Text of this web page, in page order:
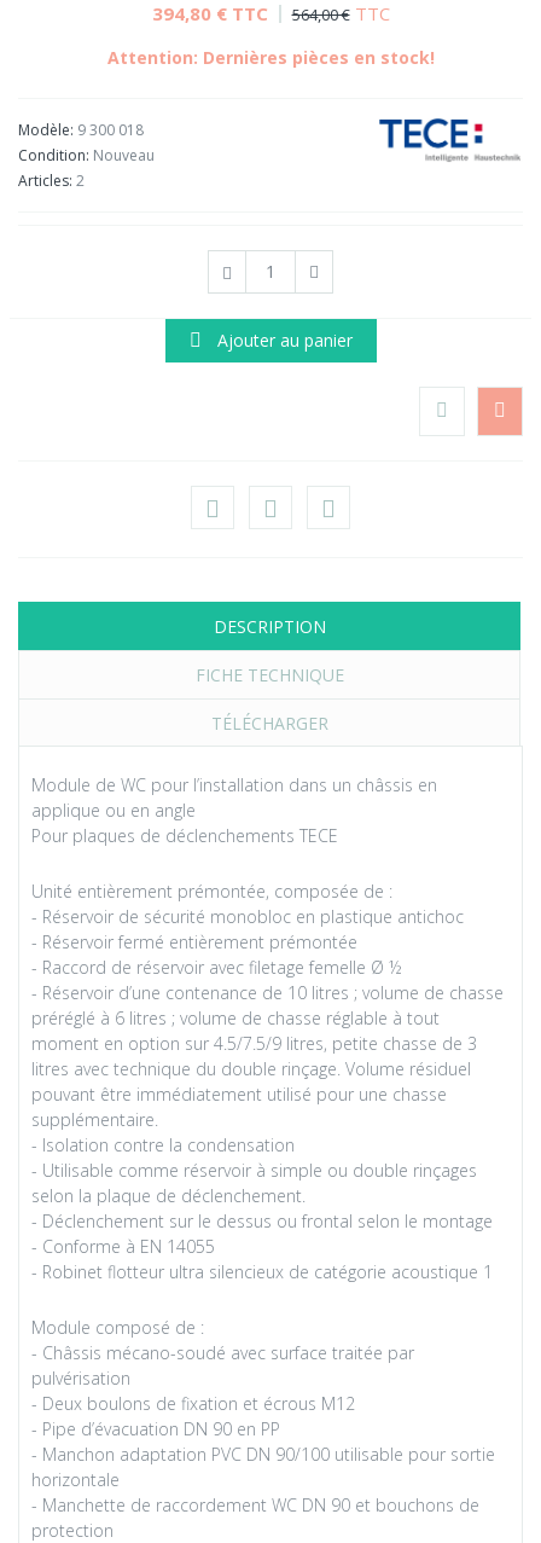
394,80 €TTC 564,00 €TTC
Attention: Dernières pièces en stock!
Modèle: 9 300 018
Condition: Nouveau
Articles: 2
Ajouter au panier
DESCRIPTION
FICHE TECHNIQUE
TÉLÉCHARGER
Module de WC pour l’installation dans un châssis en
applique ou en angle
Pour plaques de déclenchements TECE
Unité entièrement prémontée, composée de :
- Réservoir de sécurité monobloc en plastique antichoc
- Réservoir fermé entièrement prémontée
- Raccord de réservoir avec filetage femelle Ø ½
- Réservoir d’une contenance de 10 litres ; volume de chasse
préréglé à 6 litres ; volume de chasse réglable à tout
moment en option sur 4.5/7.5/9 litres, petite chasse de 3
litres avec technique du double rinçage. Volume résiduel
pouvant être immédiatement utilisé pour une chasse
supplémentaire.
- Isolation contre la condensation
- Utilisable comme réservoir à simple ou double rinçages
selon la plaque de déclenchement.
- Déclenchement sur le dessus ou frontal selon le montage
- Conforme à EN 14055
- Robinet flotteur ultra silencieux de catégorie acoustique 1
Module composé de :
- Châssis mécano-soudé avec surface traitée par
pulvérisation
- Deux boulons de fixation et écrous M12
- Pipe d’évacuation DN 90 en PP
- Manchon adaptation PVC DN 90/100 utilisable pour sortie
horizontale
- Manchette de raccordement WC DN 90 et bouchons de
protection